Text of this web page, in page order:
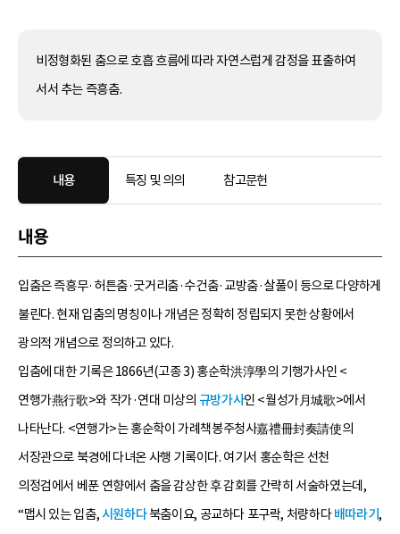
비정형화된 춤으로 호흡 흐름에 따라 자연스럽게 감정을 표출하여
서서 추는 즉흥춤.
내용 특징 및 의의 참고문헌
내용
입춤은 즉흥무·허튼춤·굿거리춤·수건춤·교방춤·살풀이 등으로 다양하게
불린다. 현재 입춤의 명칭이나 개념은 정확히 정립되지 못한 상황에서
광의적 개념으로 정의하고 있다.
입춤에 대한 기록은 1866년(고종 3) 홍순학洪淳學의 기행가사인 <
연행가燕行歌>와 작가·연대 미상의 규방가사인 <월성가月城歌>에서
나타난다. <연행가>는 홍순학이 가례책봉주청사嘉禮冊封奏請使의
서장관으로 북경에 다녀온 사행 기록이다. 여기서 홍순학은 선천
의정검에서 베푼 연향에서 춤을 감상한 후 감회를 간략히 서술하였는데,
“맵시 있는 입춤,시원하다북춤이요, 공교하다 포구락, 처량하다배따라기,